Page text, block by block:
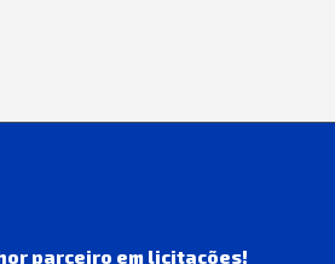
parceiro em licitações!